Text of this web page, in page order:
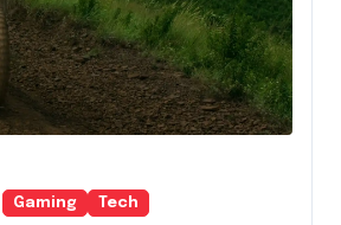
Gaming Tech